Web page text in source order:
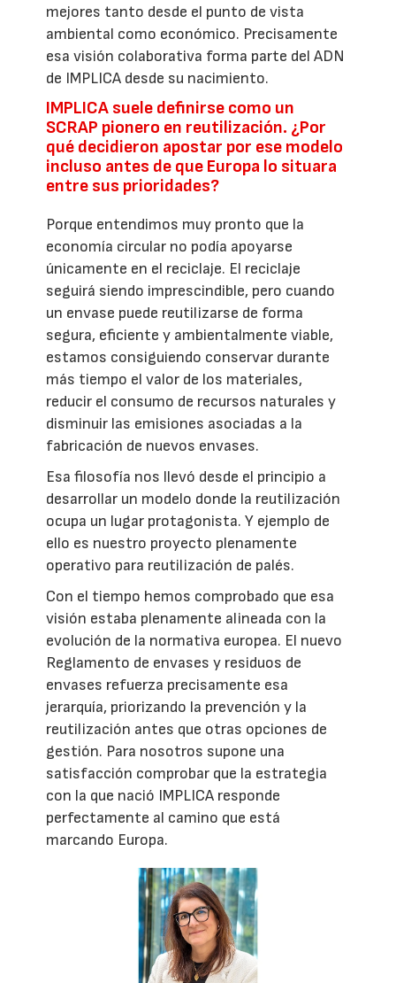
mejores tanto desde el punto de vista
ambiental como económico. Precisamente
esa visión colaborativa forma parte del ADN
de IMPLICA desde su nacimiento.
IMPLICA suele definirse como un
SCRAP pionero en reutilización. ¿Por
qué decidieron apostar por ese modelo
incluso antes de que Europa lo situara
entre sus prioridades?
Porque entendimos muy pronto que la
economía circular no podía apoyarse
únicamente en el reciclaje. El reciclaje
seguirá siendo imprescindible, pero cuando
un envase puede reutilizarse de forma
segura, eficiente y ambientalmente viable,
estamos consiguiendo conservar durante
más tiempo el valor de los materiales,
reducir el consumo de recursos naturales y
disminuir las emisiones asociadas a la
fabricación de nuevos envases.
Esa filosofía nos llevó desde el principio a
desarrollar un modelo donde la reutilización
ocupa un lugar protagonista. Y ejemplo de
ello es nuestro proyecto plenamente
operativo para reutilización de palés.
Con el tiempo hemos comprobado que esa
visión estaba plenamente alineada con la
evolución de la normativa europea. El nuevo
Reglamento de envases y residuos de
envases refuerza precisamente esa
jerarquía, priorizando la prevención y la
reutilización antes que otras opciones de
gestión. Para nosotros supone una
satisfacción comprobar que la estrategia
con la que nació IMPLICA responde
perfectamente al camino que está
marcando Europa.